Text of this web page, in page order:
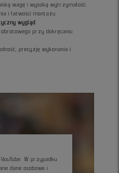
wagę i wysoką wytrzymałość.
i łatwości montażu.
wygląd.
przy dokręcaniu
precyzję wykonania i
W przypadku
dane osobowe i